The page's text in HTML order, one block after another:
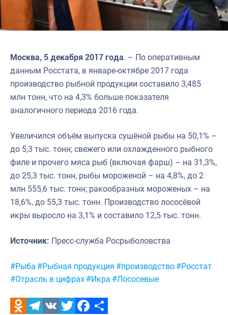
Москва, 5 декабря 2017 года. – По оперативным
данным Росстата, в январе-октябре 2017 года
производство рыбной продукции составило 3,485
млн тонн, что на 4,3% больше показателя
аналогичного периода 2016 года.
Увеличился объём выпуска сушёной рыбы на 50,1% –
до 5,3 тыс. тонн; свежего или охлажденного рыбного
филе и прочего мяса рыб (включая фарш) – на 31,3%,
до 25,3 тыс. тонн, рыбы мороженой – на 4,8%, до 2
млн 555,6 тыс. тонн; ракообразных мороженых – на
18,6%, до 55,3 тыс. тонн. Производство лососёвой
икры выросло на 3,1% и составило 12,5 тыс. тонн.
Источник: Пресс-служба Росрыболовства
Метки:
#Рыба #Рыбная продукция #производство #Росстат
#Отрасль в цифрах #Икра #Лососевые